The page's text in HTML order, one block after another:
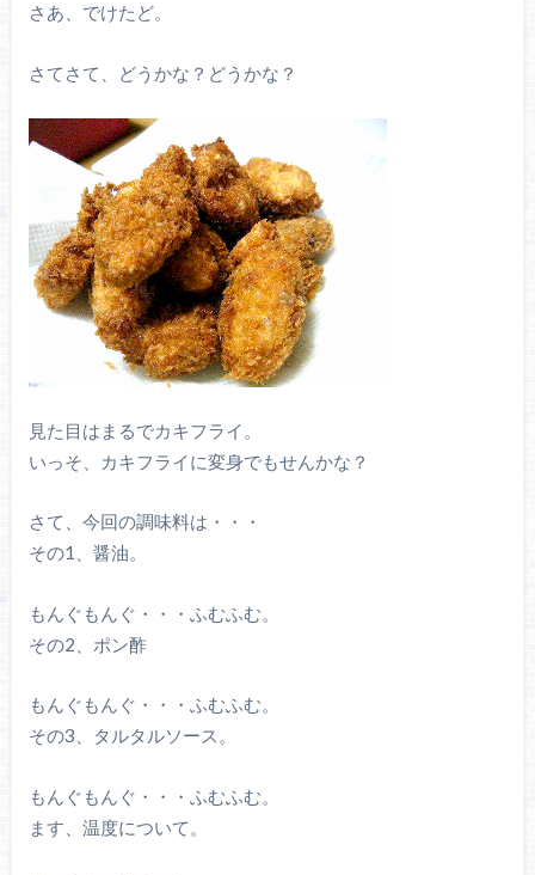
さあ、でけたど。
さてさて、どうかな？どうかな？
見た目はまるでカキフライ。
いっそ、カキフライに変身でもせんかな？
さて、今回の調味料は・・・
その1、醤油。
もんぐもんぐ・・・ふむふむ。
その2、ポン酢
もんぐもんぐ・・・ふむふむ。
その3、タルタルソース。
もんぐもんぐ・・・ふむふむ。
ます、温度について。